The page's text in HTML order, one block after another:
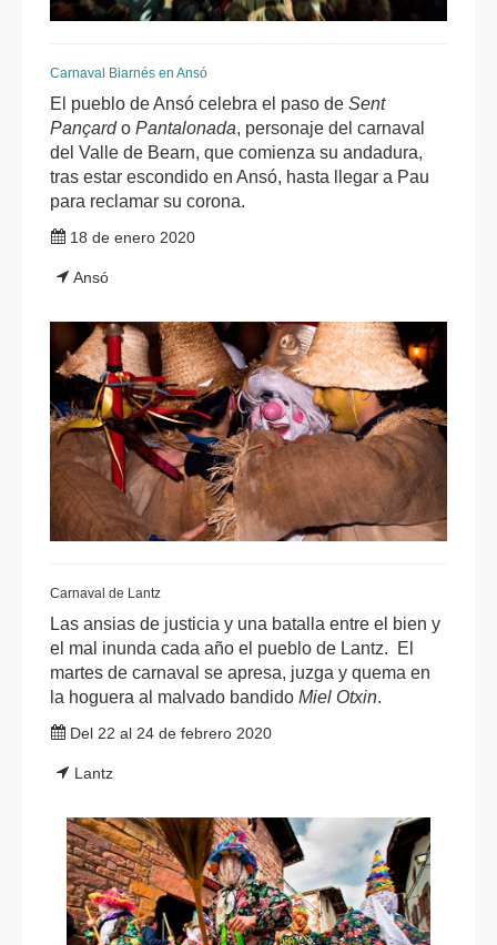
Carnaval Biarnés en Ansó
El pueblo de Ansó celebra el paso de Sent
Pançard o Pantalonada, personaje del carnaval
del Valle de Bearn, que comienza su andadura,
tras estar escondido en Ansó, hasta llegar a Pau
para reclamar su corona.
18 de enero 2020
Ansó
Carnaval de Lantz
Las ansias de justicia y una batalla entre el bien y
el mal inunda cada año el pueblo de Lantz. El
martes de carnaval se apresa, juzga y quema en
la hoguera al malvado bandido Miel Otxin.
Del 22 al 24 de febrero 2020
Lantz